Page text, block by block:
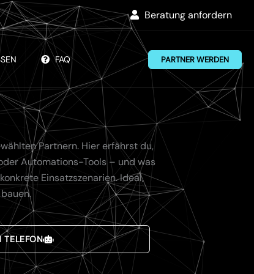
Beratung anfordern
FAQ PARTNER WERDEN
Partnern. Hier erfährst du,
Automations-Tools – und was
Einsatzszenarien. Ideal,
TELEFON